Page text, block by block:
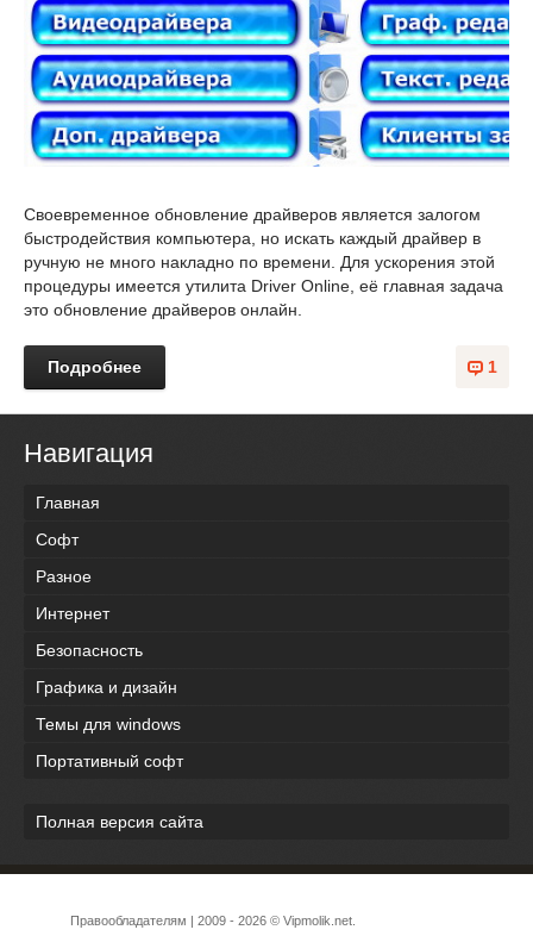
Своевременное обновление драйверов является залогом
быстродействия компьютера, но искать каждый драйвер в
ручную не много накладно по времени. Для ускорения этой
процедуры имеется утилита Driver Online, её главная задача
это обновление драйверов онлайн.
1
Подробнее
Навигация
Главная
Софт
Разное
Интернет
Безопасность
Графика и дизайн
Темы для windows
Портативный софт
Полная версия сайта
Правообладателям | 2009 - 2026 © Vipmolik.net.